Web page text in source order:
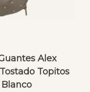
Alex
Topitos
Blanco